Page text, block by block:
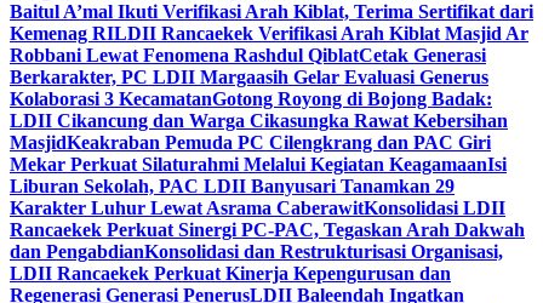
Baitul A’mal Ikuti Verifikasi Arah Kiblat, Terima Sertifikat dari
Kemenag RILDII Rancaekek Verifikasi Arah Kiblat Masjid Ar
Robbani Lewat Fenomena Rashdul QiblatCetak Generasi
Berkarakter, PC LDII Margaasih Gelar Evaluasi Generus
Kolaborasi 3 KecamatanGotong Royong di Bojong Badak:
LDII Cikancung dan Warga Cikasungka Rawat Kebersihan
MasjidKeakraban Pemuda PC Cilengkrang dan PAC Giri
Mekar Perkuat Silaturahmi Melalui Kegiatan KeagamaanIsi
Liburan Sekolah, PAC LDII Banyusari Tanamkan 29
Karakter Luhur Lewat Asrama CaberawitKonsolidasi LDII
Rancaekek Perkuat Sinergi PC-PAC, Tegaskan Arah Dakwah
dan PengabdianKonsolidasi dan Restrukturisasi Organisasi,
LDII Rancaekek Perkuat Kinerja Kepengurusan dan
Regenerasi Generasi PenerusLDII Baleendah Ingatkan